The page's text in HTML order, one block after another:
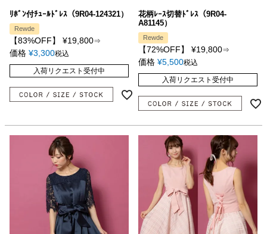
ﾘﾎﾞﾝ付ﾁｭｰﾙﾄﾞﾚｽ（9R04-124321）
Rewde
【83%OFF】 ¥19,800⇒
価格 ¥3,300税込
入荷リクエスト受付中
花柄ﾚｰｽ切替ﾄﾞﾚｽ（9R04-
A81145）
Rewde
【72%OFF】 ¥19,800⇒
価格 ¥5,500税込
入荷リクエスト受付中